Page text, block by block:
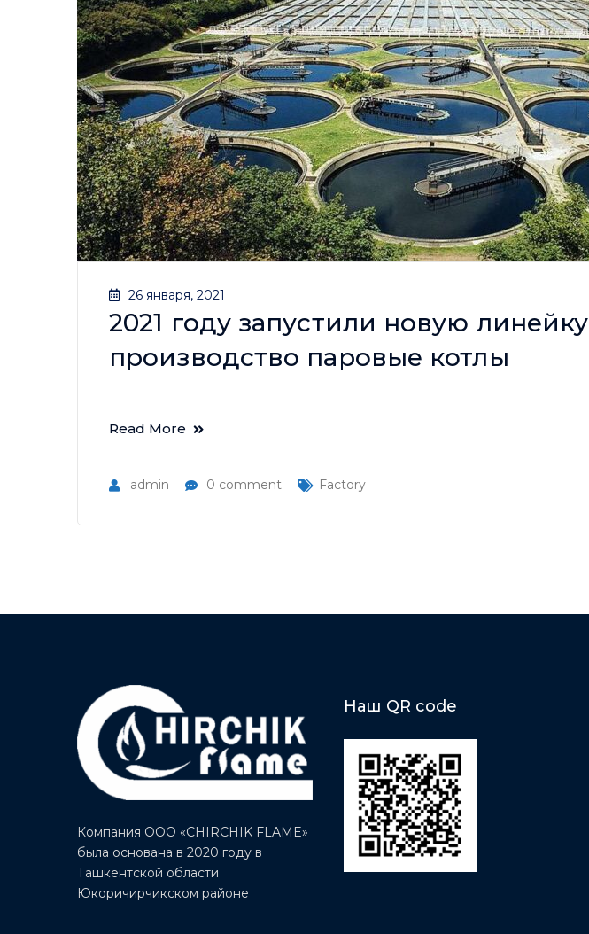
26 января, 2021
2021 году запустили новую линейку
производство паровые котлы
Read More
admin 0 comment Factory
Компания ООО «CHIRCHIK FLAME»
была основана в 2020 году в
Ташкентской области
Юкоричирчикском районе
Наш QR code